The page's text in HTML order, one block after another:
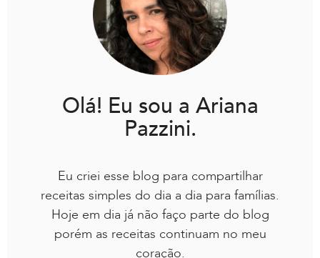
Olá! Eu sou a Ariana
Pazzini.
Eu criei esse blog para compartilhar
receitas simples do dia a dia para famílias.
Hoje em dia já não faço parte do blog
porém as receitas continuam no meu
coração.